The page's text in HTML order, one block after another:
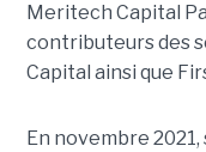
Meritech Capital
contributeurs des
Capital ainsi que
En novembre